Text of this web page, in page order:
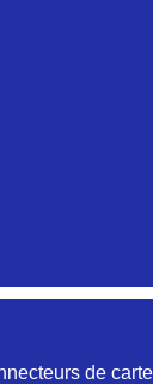
de